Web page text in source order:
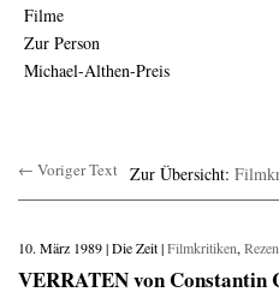
Filme
Zur Person
Michael-Althen-Preis
← Voriger Text Zur Übersicht:
10. März 1989 | Die Zeit |Filmkritiken,
VERRATEN von Constantin